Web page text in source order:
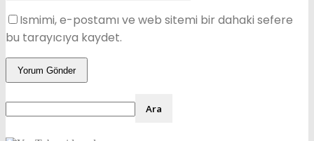
Ismimi, e-postamı ve web sitemi bir dahaki sefere
bu tarayıcıya kaydet.